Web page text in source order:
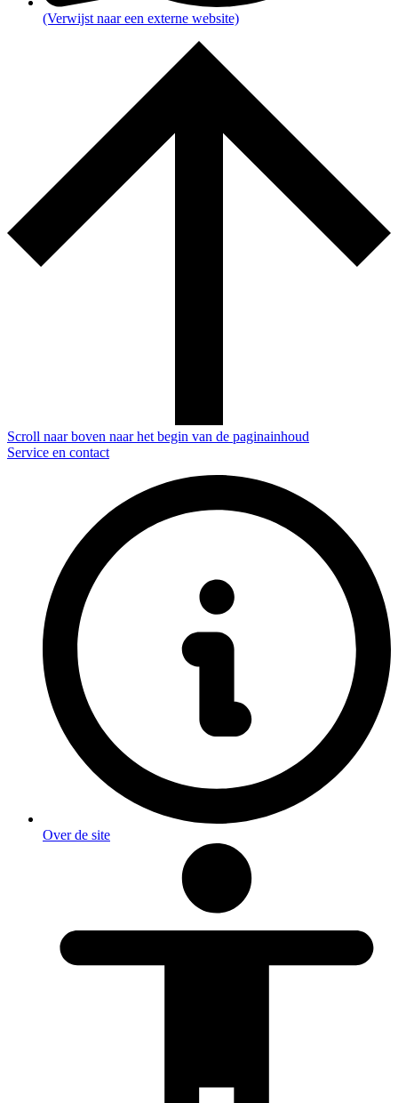
(Verwijst naar een externe website)
Scroll naar boven naar het begin van de paginainhoud
Service en contact
Over de site